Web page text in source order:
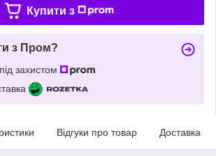
Купити з
з Пром?
захистом
Відгуки про товар Доставка